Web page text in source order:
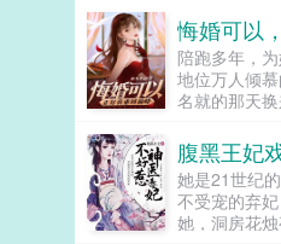
香吗！嘿嘿，
井水处，皆知
是不幸小产的
罪魁祸首，
王。 怀着
沈知姁回到
正被迫在寝
心，想趁机上
识的太医问无
嫔们，个个
将她踩下。
悔婚可以
陪跑多年，
地位万人倾
名就的那天
人都当他是窝
新王低头，
天！！！...
腹黑王妃
她是21世纪
不受宠的弃
她，洞房花